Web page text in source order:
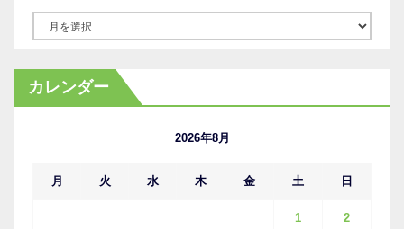
カ
イ
カレンダー
2026年8月
月 火 水 木 金 土 日
1 2